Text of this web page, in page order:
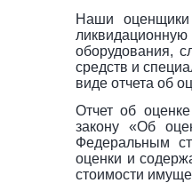
Наши оценщики
оборудования,
средств и
виде отчета об
Отчет об
закону «Об
Федеральным
оценки и
стоимости